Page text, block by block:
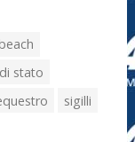
stato
sigilli